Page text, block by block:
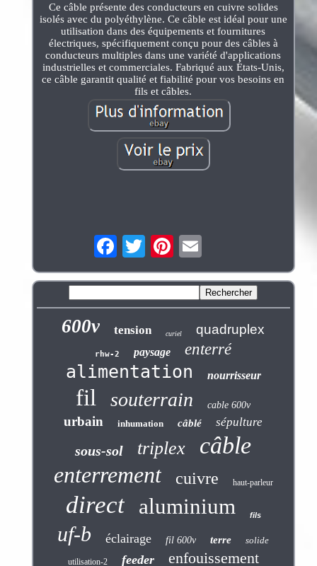
Ce câble présente des conducteurs en cuivre solides
isolés avec du polyéthylène. Ce câble est idéal pour une
utilisation dans des équipements et fournitures
électriques, spécifiquement conçu pour des câbles à
conducteurs multiples dans une variété d'applications
industrielles et commerciales. Fabriqué aux États-Unis,
ce câble garantit qualité et fiabilité pour vos besoins en
fils et câbles.
600v tension curiel quadruplex
rhw-2 paysage enterré
alimentation nourrisseur
fil souterrain cable 600v
urbain inhumation câblé sépulture
sous-sol triplex câble
enterrement cuivre haut-parleur
direct aluminium fils
uf-b éclairage fil 600v terre solide
utilisation-2 feeder enfouissement